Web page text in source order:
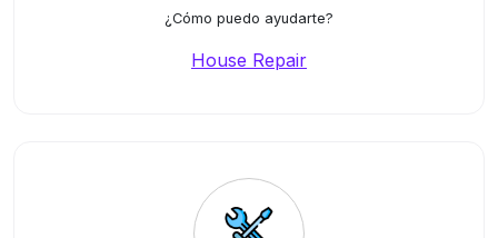
¿Cómo puedo ayudarte?
House Repair